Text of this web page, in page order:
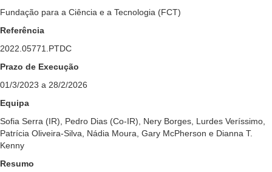
Fundação para a Ciência e a Tecnologia (FCT)
Referência
2022.05771.PTDC
Prazo de Execução
01/3/2023 a 28/2/2026
Equipa
Sofia Serra (IR), Pedro Dias (Co-IR), Nery Borges, Lurdes Veríssimo,
Patrícia Oliveira-Silva, Nádia Moura, Gary McPherson e Dianna T.
Kenny
Resumo